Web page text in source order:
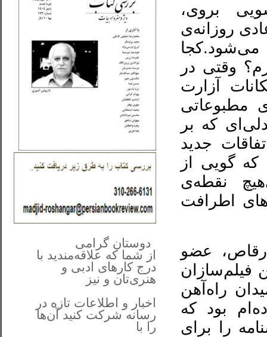
بروی،
روزانه‌ی
می‌شود.کجا
وقتی در
آزارت
مطبوعاتی
که بر
جدید
گویی از
نقطه‌ی
اطرافت
رقاص، عضو
فیلم‌سازان
آذرماه ۱۳۲۵ در میدان راه‌آهن
بود که
را برای
دوستان گرامی
از شما که علاقه‌مندید با
درج کارهای‌ ادبی و
هنری‌تان و نیز
اخبار و اطلاعات تازه در
رسانه شرکت کنید آن‌ها
را با